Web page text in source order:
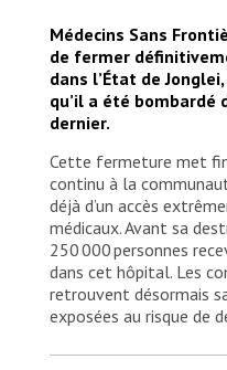
Médecins Sans
de fermer
dans l’État de
qu’il a été bombardé
dernier.
Cette fermeture met
continu à la
déjà d’un accès
médicaux. Avant sa
250 000 personnes
dans cet hôpital. Les
retrouvent désormais
exposées au risque de